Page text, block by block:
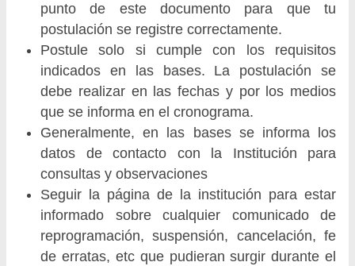
punto de este documento para que tu
postulación se registre correctamente.
Postule solo si cumple con los requisitos
indicados en las bases. La postulación se
debe realizar en las fechas y por los medios
que se informa en el cronograma.
Generalmente, en las bases se informa los
datos de contacto con la Institución para
consultas y observaciones
Seguir la página de la institución para estar
informado sobre cualquier comunicado de
reprogramación, suspensión, cancelación, fe
de erratas, etc que pudieran surgir durante el